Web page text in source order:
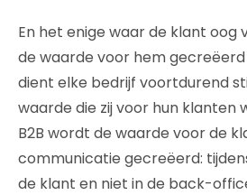
En het enige waar de klant oog
de waarde voor hem
dient elke bedrijf voortdurend
waarde die zij voor hun klanten
B2B wordt de waarde voor de
communicatie gecreëerd:
de klant en niet in de back-